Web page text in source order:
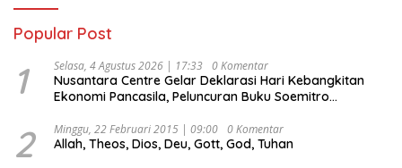
Popular Post
1 Selasa, 4 Agustus 2026 | 17:33 0 Komentar
Nusantara Centre Gelar Deklarasi Hari Kebangkitan
Ekonomi Pancasila, Peluncuran Buku Soemitro
Ekonomi Politik Indonesia) & Simposium Nasional
“Urgensi Undang-Undang Perekonomian Nasional dan
2 Minggu, 22 Februari 2015 | 09:00 0 Komentar
Allah, Theos, Dios, Deu, Gott, God, Tuhan